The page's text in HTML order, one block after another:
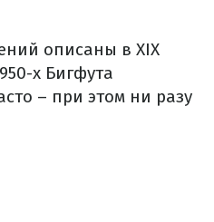
описаны в XIX
х Бигфута
– при этом ни разу